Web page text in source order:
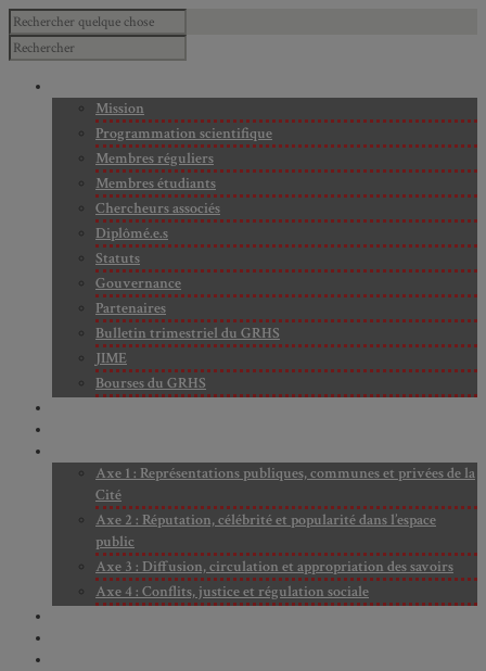
Mission
Programmation scientifique
Membres réguliers
Membres étudiants
Chercheurs associés
Diplômé.e.s
Statuts
Gouvernance
Partenaires
Bulletin trimestriel du GRHS
JIME
Bourses du GRHS
Axe 1 : Représentations publiques, communes et privées de la
Cité
Axe 2 : Réputation, célébrité et popularité dans l’espace
public
Axe 3 : Diffusion, circulation et appropriation des savoirs
Axe 4 : Conflits, justice et régulation sociale